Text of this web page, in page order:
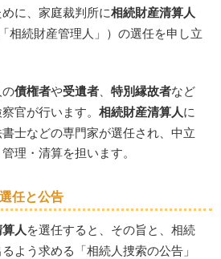
に、家庭裁判所に相続財産清算人
相続財産管理人」）の選任を申し立
債権者や受遺者、特別縁故者など
官が行います。相続財産清算人に
士などの専門家が選任され、中立
理・清算を担います。
任と公告
人を選任すると、その旨と、相続
よう求める「相続人捜索の公告」